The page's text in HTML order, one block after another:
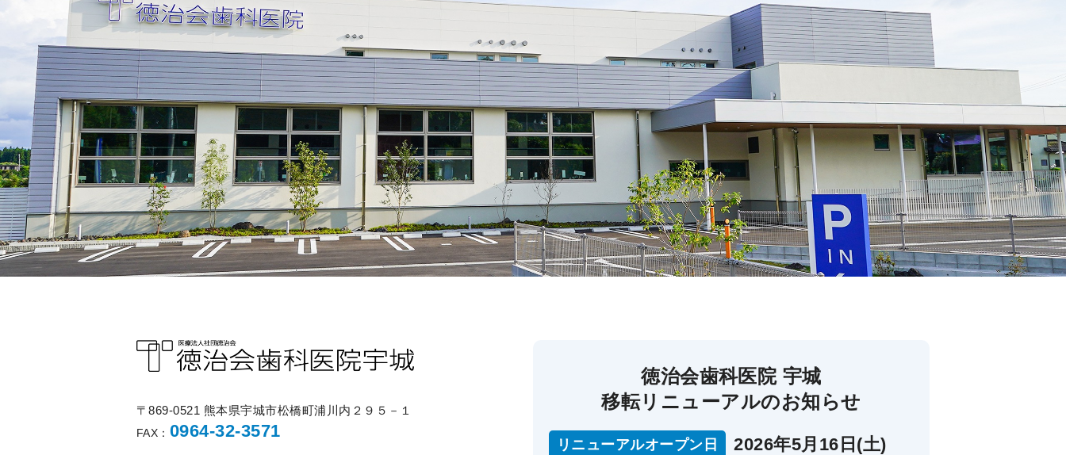
〒869-0521 熊本県宇城市松橋町浦川内２９５－１
FAX： 0964-32-3571
徳治会歯科医院 宇城
移転リニューアルのお知らせ
リニューアルオープン日 2026年5月16日(土)